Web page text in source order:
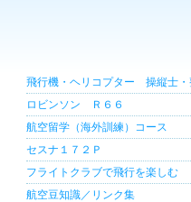
飛行機・ヘリコプター 操縦士・
ロビンソン Ｒ６６
航空留学（海外訓練）コース
セスナ１７２Ｐ
フライトクラブで飛行を楽しむ
航空豆知識／リンク集